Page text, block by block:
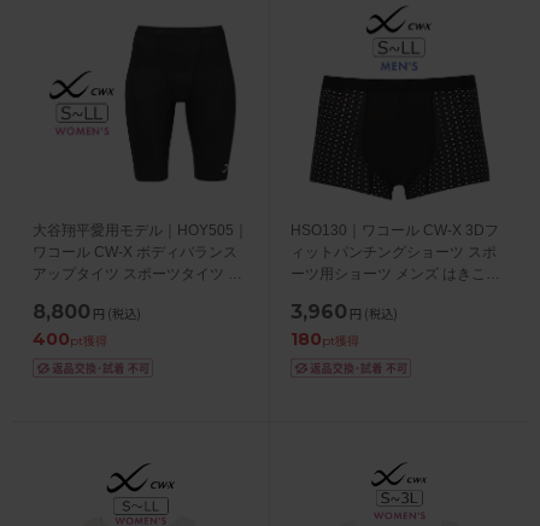
大谷翔平愛用モデル｜HOY505｜
ワコール CW-X ボディバランス
アップタイツ スポーツタイツ レ
ーフ（膝上丈） S/M/L/LL
8,800 円 (税込)
400pt獲得
HSO130｜ワコール CW-X 3Dフ
ィットパンチングショーツ スポ
ーツ用ショーツ メンズ はきこみ
S/M/L/LL
3,960 円 (税込)
180pt獲得